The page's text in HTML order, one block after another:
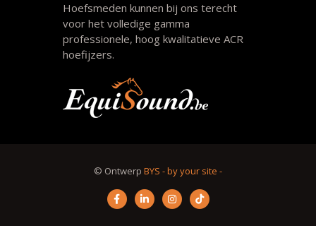
Hoefsmeden kunnen bij ons terecht
voor het volledige gamma
professionele, hoog kwalitatieve ACR
hoefijzers.
© Ontwerp BYS - by your site -